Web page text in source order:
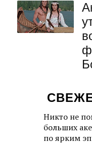
Никто не
больших
по ярким